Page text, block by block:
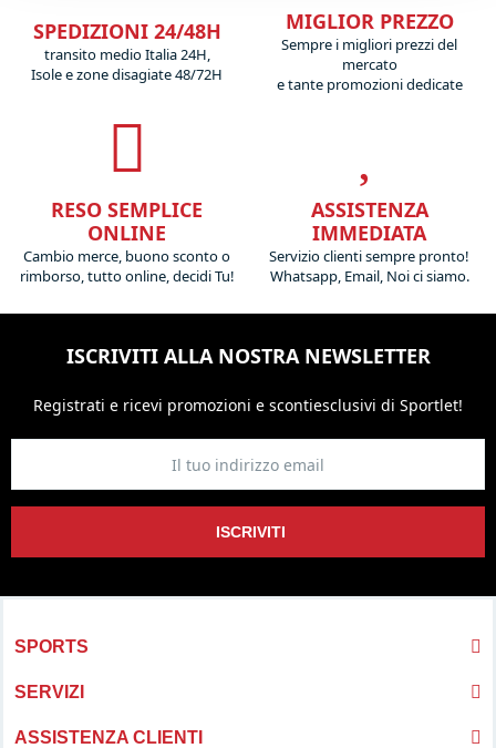
SPEDIZIONI 24/48H
transito medio Italia 24H,
Isole e zone disagiate 48/72H
MIGLIOR PREZZO
Sempre i migliori prezzi del
mercato
e tante promozioni dedicate
RESO SEMPLICE
ONLINE
Cambio merce, buono sconto o
rimborso, tutto online, decidi Tu!
ASSISTENZA
IMMEDIATA
Servizio clienti sempre pronto!
Whatsapp, Email, Noi ci siamo.
ISCRIVITI ALLA NOSTRA NEWSLETTER
Registrati e ricevi promozioni e scontiesclusivi di Sportlet!
ISCRIVITI
SPORTS
SERVIZI
ASSISTENZA CLIENTI